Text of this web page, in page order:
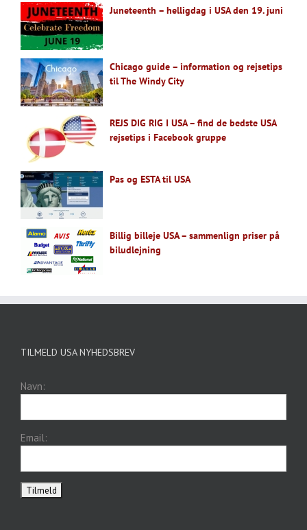
Juneteenth – helligdag i USA den 19. juni
Chicago guide – information og rejsetips
til The Windy City
REJS DIG RIG I USA – find de bedste USA
rejsetips i Facebook gruppe
Pas og ESTA til USA
Billig billeje USA – sammenlign priser på
biludlejning
TILMELD USA NYHEDSBREV
Navn:
Email: